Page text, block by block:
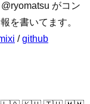
がコン
を書いてます。
/github